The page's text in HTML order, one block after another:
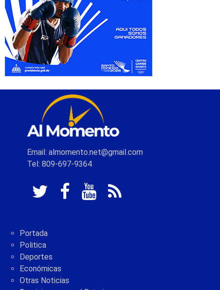
Email: almomento.net@gmail.com
Tel: 809-697-9364
Portada
Politica
Deportes
Económicas
Otras Noticias